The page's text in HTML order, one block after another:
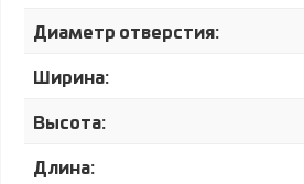
Диаметр отверстия:
Ширина:
Высота:
Длина: